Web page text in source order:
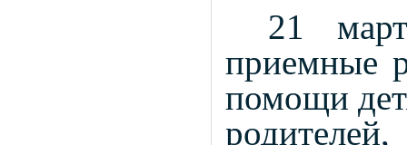
21
приемные
помощи